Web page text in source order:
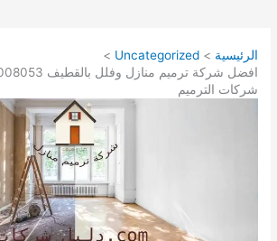
الرئيسية
Uncategorized
شركات الترميم